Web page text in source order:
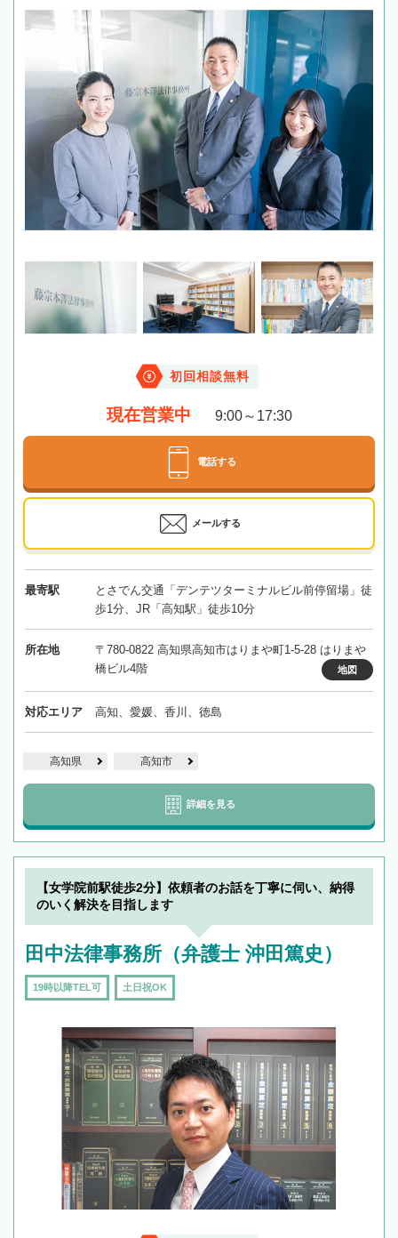
初回相談無料
現在営業中 9:00～17:30
電話する
メールする
最寄駅
とさでん交通「デンテツターミナルビル前停留場」徒
歩1分、JR「高知駅」徒歩10分
所在地
〒780-0822 高知県高知市はりまや町1-5-28 はりまや
橋ビル4階
地図
対応エリア 高知、愛媛、香川、徳島
高知県 高知市
詳細を見る
【女学院前駅徒歩2分】依頼者のお話を丁寧に伺い、納得
のいく解決を目指します
田中法律事務所（弁護士 沖田篤史）
19時以降TEL可 土日祝OK